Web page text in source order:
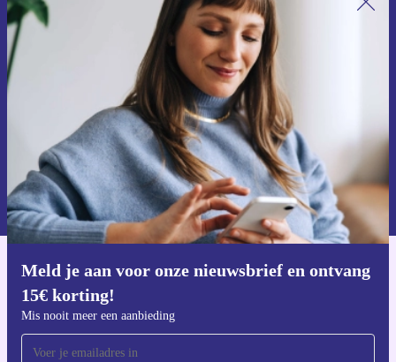
Meld je aan voor onze nieuwsbrief en ontvang
15€ korting!
Mis nooit meer een aanbieding
Meld je aan voor onze nieuwsbrief en
ontvang €15 korting!
Mis nooit meer een aanbieding.
Voucher aanvragen
Informatie over het gebruik van persoonsgegevens vind je in ons
privacybeleid
Download de refurbed app